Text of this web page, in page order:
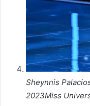
Sheynnis
2023Miss